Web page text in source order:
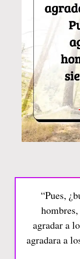
“Pues,
agradar a
agradara a